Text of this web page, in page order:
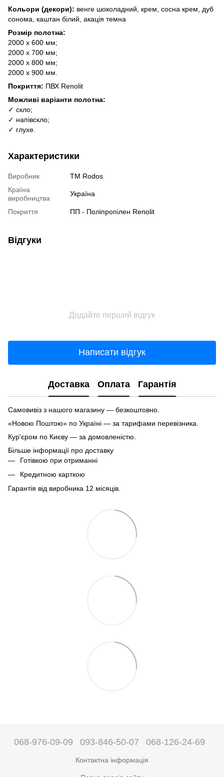
Кольори (декори): венге шоколадний, крем, сосна крем, дуб
сонома, каштан білий, акація темна
Розмір полотна:
2000 х 600 мм;
2000 х 700 мм;
2000 х 800 мм;
2000 х 900 мм.
Покриття: ПВХ Renolit
Можливі варіанти полотна:
✓ скло;
✓ напівскло;
✓ глухе.
Характеристики
Виробник
TM Rodos
Країна
виробництва
Україна
Покриття ПП - Поліпропілен Renolit
Відгуки
Додайте перший відгук
Написати відгук
Доставка Оплата Гарантія
Самовивіз з нашого магазину — безкоштовно.
«Новою Поштою» по Україні — за тарифами перевізника.
Кур'єром по Києву — за домовленістю.
Більше інформації про доставку
Готівкою при отриманні
Кредитною карткою
Гарантія від виробника 12 місяців.
068-976-09-09 093-846-50-07 068-126-24-69
Контактна інформація